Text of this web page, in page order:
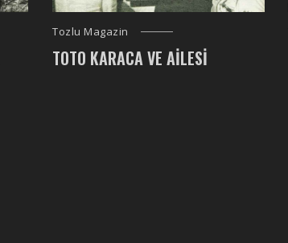
Tozlu Magazin
TOTO KARACA VE AILESI